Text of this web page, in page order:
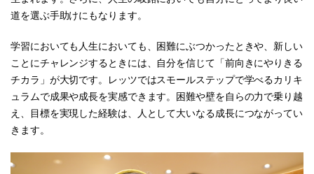
道を選ぶ手助けにもなります。
学習においても人生においても、困難にぶつかったときや、新しい
ことにチャレンジするときには、自分を信じて「前向きにやりきる
チカラ」が大切です。レッツではスモールステップで学べるカリキ
ュラムで成果や成長を実感できます。困難や壁を自らの力で乗り越
え、目標を実現した経験は、人として大いなる成長につながってい
きます。